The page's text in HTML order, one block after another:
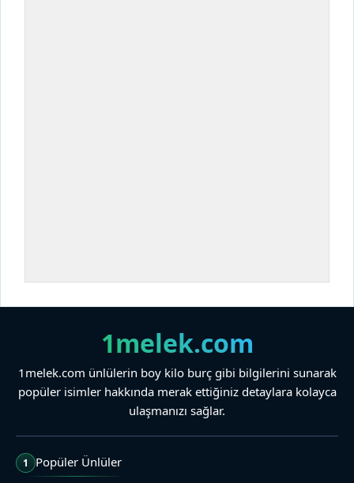
1melek.com
1melek.com ünlülerin boy kilo burç gibi bilgilerini sunarak
popüler isimler hakkında merak ettiğiniz detaylara kolayca
ulaşmanızı sağlar.
1 Popüler Ünlüler